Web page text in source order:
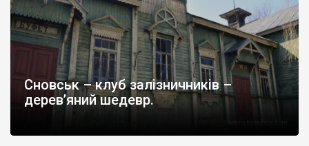
Сновськ – клуб залізничників –
дерев’яний шедевр.